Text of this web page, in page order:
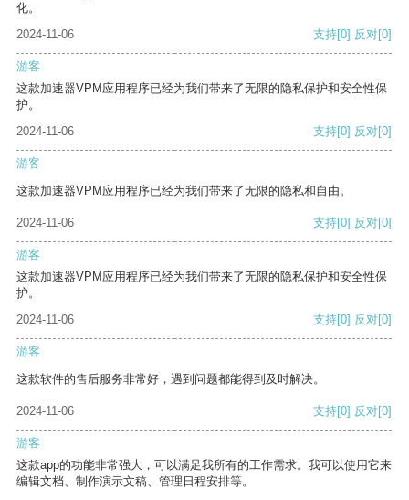
化。
2024-11-06
支持[0] 反对[0]
游客
这款加速器VPM应用程序已经为我们带来了无限的隐私保护和安全性保
护。
2024-11-06
支持[0] 反对[0]
游客
这款加速器VPM应用程序已经为我们带来了无限的隐私和自由。
2024-11-06 支持[0] 反对[0]
游客
这款加速器VPM应用程序已经为我们带来了无限的隐私保护和安全性保
护。
2024-11-06
支持[0] 反对[0]
游客
这款软件的售后服务非常好，遇到问题都能得到及时解决。
2024-11-06 支持[0] 反对[0]
游客
这款app的功能非常强大，可以满足我所有的工作需求。我可以使用它来
编辑文档、制作演示文稿、管理日程安排等。